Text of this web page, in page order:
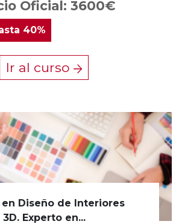
Oficial: 3600€
40%
Ir al curso
en Diseño de Interiores
3D. Experto en...